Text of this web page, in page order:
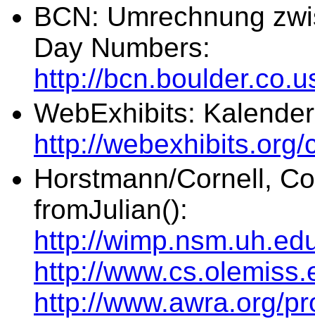
BCN: Umrechnung
Day Numbers:
http://
WebExhibits:
http://
Horstmann/Cornell,
fromJulian():
http://
http://
http://www.awra.org/